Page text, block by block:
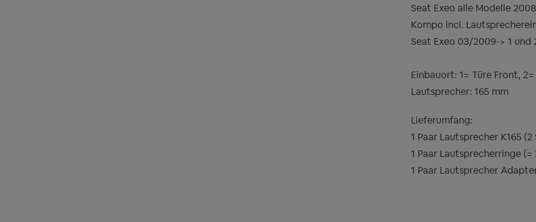
Seat Exeo alle Modelle
Kompo incl.
Seat Exeo 03/2009-> 1 und
Einbauort: 1= Türe Front,
Lautsprecher: 165 mm
Lieferumfang:
1 Paar Lautsprecher K165 (2
1 Paar Lautsprecherringe (=
1 Paar Lautsprecher